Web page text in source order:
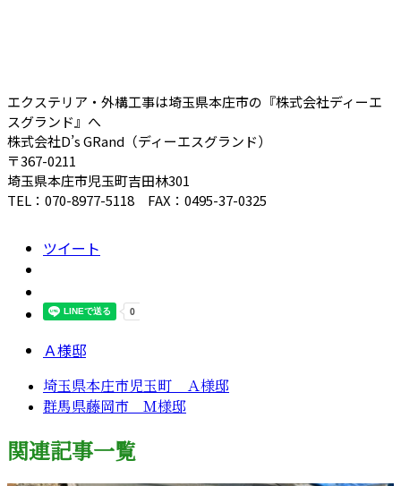
エクステリア・外構工事は埼玉県本庄市の『株式会社ディーエ
スグランド』へ
株式会社D’s GRand（ディーエスグランド）
〒367-0211
埼玉県本庄市児玉町吉田林301
TEL：070-8977-5118 FAX：0495-37-0325
ツイート
Ａ様邸
埼玉県本庄市児玉町 Ａ様邸
群馬県藤岡市 Ｍ様邸
関連記事一覧